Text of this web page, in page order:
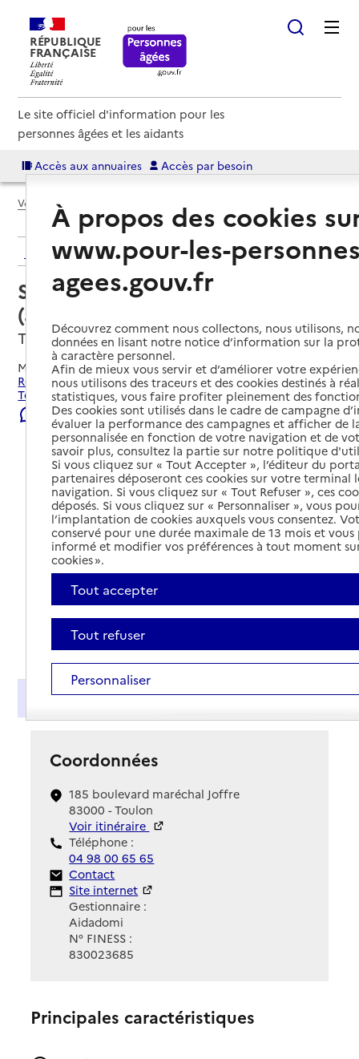
RÉPUBLIQUE
FRANÇAISE
Le site officiel d'information pour les
personnes âgées et les aidants
Accès aux annuaires Accès par besoin
Voir le fil d’Ariane
Retour aux résultats de l'annuaire
Service autonomie à domicile
(aide) – Aidadomi
Toulon, VAR
Mis à jour le06/08/2026
Rechercher les établissements et services autour de
Toulon.
Signaler une erreur
Présentation
Coordonnées
185 boulevard maréchal Joffre
83000 - Toulon
Voir itinéraire
Téléphone :
04 98 00 65 65
Contact
Contact
Site Internet
Site internet
Gestionnaire :
Aidadomi
N° FINESS :
830023685
Principales caractéristiques
À propos des cookies
www.pour-les-
agees.gouv.fr
Découvrez comment nous collectons, nous utilisons,
données en lisant notre notice d’information sur la
à caractère personnel.
Afin de mieux vous servir et d’améliorer votre
nous utilisons des traceurs et des cookies destinés à
statistiques, vous faire profiter pleinement des
Des cookies sont utilisés dans le cadre de campagne
évaluer la performance des campagnes et afficher de
personnalisée en fonction de votre navigation et de
savoir plus, consultez la partie sur notre politique
Si vous cliquez sur « Tout Accepter », l’éditeur du
partenaires déposeront ces cookies sur votre terminal
navigation. Si vous cliquez sur « Tout Refuser », ces
déposés. Si vous cliquez sur « Personnaliser », vous
l’implantation de cookies auxquels vous consentez.
conservé pour une durée maximale de 13 mois et
informé et modifier vos préférences à tout moment
cookies ».
Tout accepter
Tout refuser
Personnaliser